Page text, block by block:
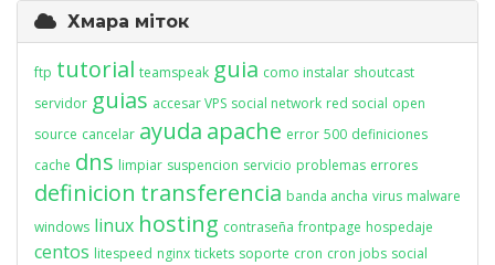
Хмара міток
ftp tutorial teamspeak guia como instalar shoutcast
servidor guias accesar VPS social network red social open
source cancelar ayuda apache error 500 definiciones
cache dns limpiar suspencion servicio problemas errores
definicion transferencia banda ancha virus malware
windows linux hosting contraseña frontpage hospedaje
centos litespeed nginx tickets soporte cron cron jobs social